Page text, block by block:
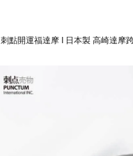
刺點開運福達摩 I 日本製 高崎達摩